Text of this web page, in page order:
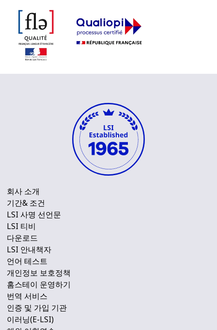
회사 소개
기간& 조건
LSI 사명 선언문
LSI 티비
다운로드
LSI 안내책자
언어 테스트
개인정보 보호정책
홈스테이 운영하기
번역 서비스
인증 및 가입 기관
이러닝(E-LSI)